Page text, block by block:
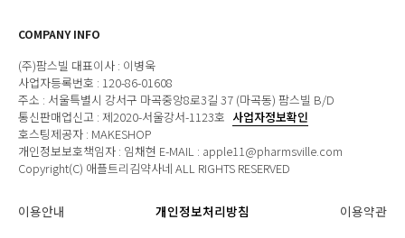
COMPANY INFO
(주)팜스빌 대표이사 : 이병욱
사업자등록번호 : 120-86-01608
주소 : 서울특별시 강서구 마곡중앙8로3길 37 (마곡동) 팜스빌 B/D
통신판매업신고 : 제2020-서울강서-1123호 사업자정보확인
호스팅제공자 : MAKESHOP
개인정보보호책임자 : 임채현 E-MAIL : apple11@pharmsville.com
Copyright(C) 애플트리김약사네 ALL RIGHTS RESERVED
이용안내 개인정보처리방침 이용약관